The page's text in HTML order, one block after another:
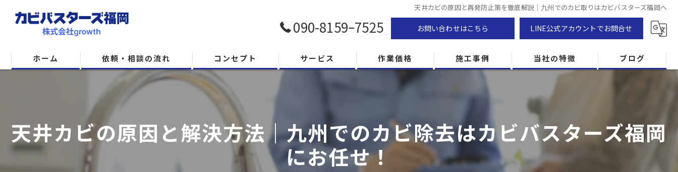
天井カビの原因と再発防止策を徹底解説｜九州でのカビ取りはカビバスターズ福岡へ
090-8159ｰ7525 お問い合わせはこちら LINE公式アカウントでお問合せ
ホーム 依頼・相談の流れ コンセプト サービス 作業価格 施工事例 当社の特徴
防カビ
カビ専門
ZEH住宅
ブログ
天井カビの原因と解決方法｜九州でのカビ除去はカビバスターズ福岡
にお任せ！